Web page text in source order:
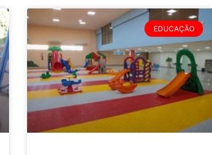
EDUCAÇÃO